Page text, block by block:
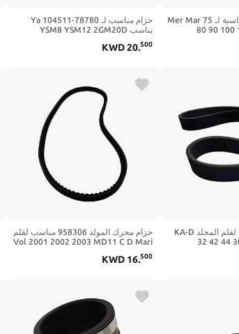
مضخة خط الزيت مناسبة لـ Mer Mar 75
80 90 100
6D8-
حزام مناسب لـ Ya 104511-78780
يناسب YSM8 YSM12 2GM20D
3HMD 104511-78780E
KWD20.500
حزام محرك مناسب لقلم المجلد KA-D
32 42 44
حزام محرك المولد 958306 مناسب لقلم
Vol 2001 2002 2003 MD11 C D Mari
KWD 16.500